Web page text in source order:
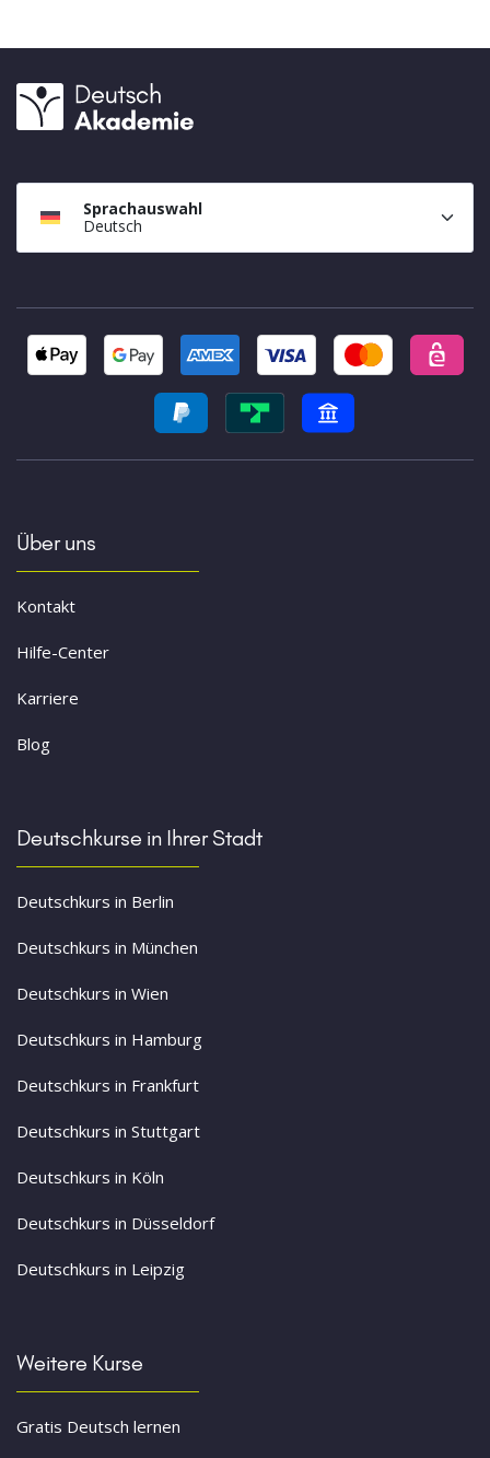
Sprachauswahl
Deutsch
Über uns
Kontakt
Hilfe-Center
Karriere
Blog
Deutschkurse in Ihrer Stadt
Deutschkurs in Berlin
Deutschkurs in München
Deutschkurs in Wien
Deutschkurs in Hamburg
Deutschkurs in Frankfurt
Deutschkurs in Stuttgart
Deutschkurs in Köln
Deutschkurs in Düsseldorf
Deutschkurs in Leipzig
Weitere Kurse
Gratis Deutsch lernen